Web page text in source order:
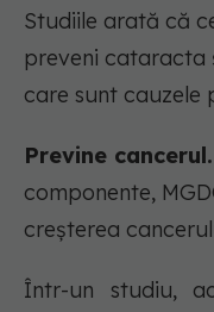
Studiile arată că
preveni cataracta
care sunt cauzele
Previne
componente,
creșterea
Într-un studiu,